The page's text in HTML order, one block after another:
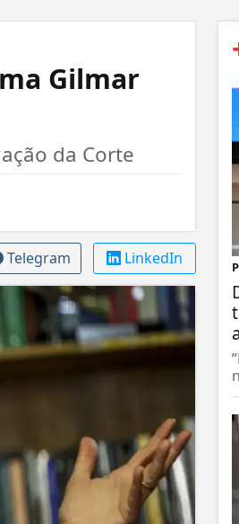
Gilmar
da Corte
Telegram LinkedIn